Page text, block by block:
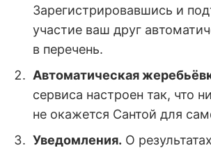
Зарегистрировавшись и
участие ваш друг
в перечень.
Автоматическая
сервиса настроен так, что
не окажется Сантой для
Уведомления. О